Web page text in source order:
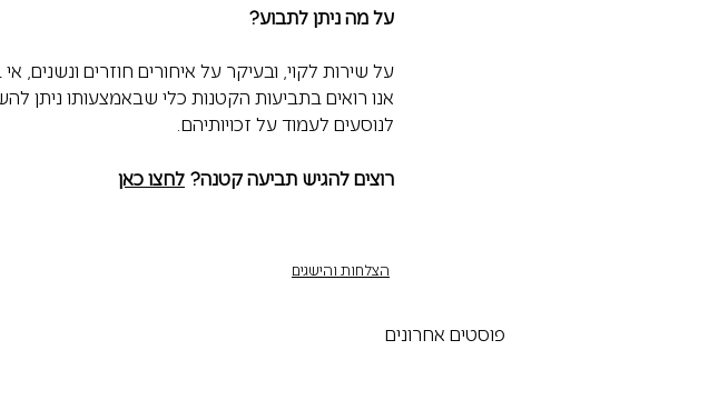
על מה ניתן לתבוע?
על שירות לקוי, ובעיקר על איחורים חוזרים ונשנים,
אנו רואים בתביעות הקטנות כלי שבאמצעותו ניתן
לנוסעים לעמוד על זכויותיהם.
רוצים להגיש תביעה קטנה? לחצו כאן
הצלחות והישגים
פוסטים אחרונים